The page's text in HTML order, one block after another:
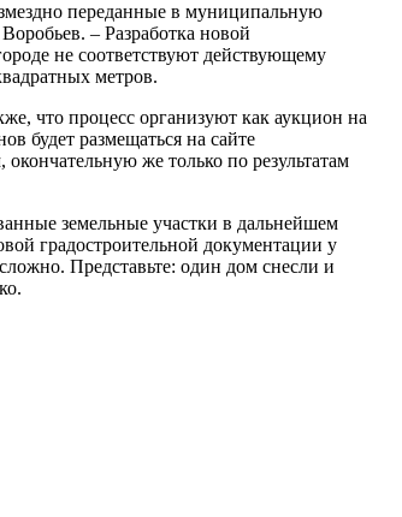
переданные в муниципальную
– Разработка новой
не соответствуют действующему
метров.
что процесс организуют как аукцион на
будет размещаться на сайте
же только по результатам
земельные участки в дальнейшем
градостроительной документации у
Представьте: один дом снесли и